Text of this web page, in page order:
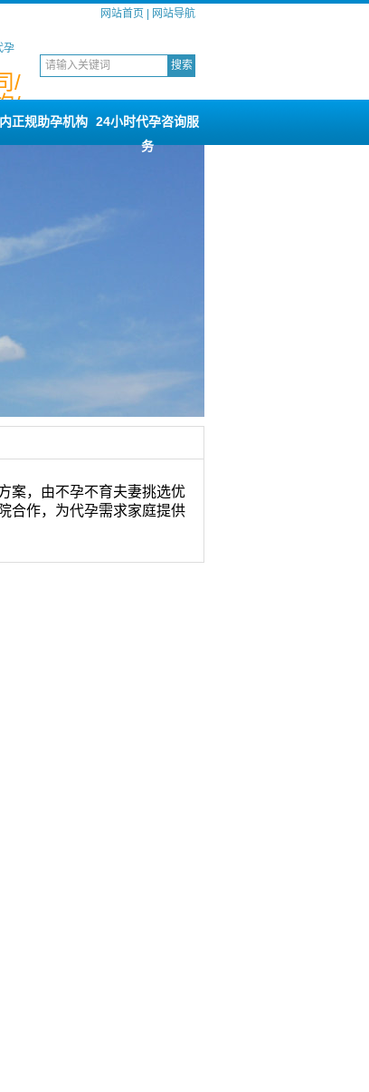
网站首页 网站导航
孕
/
/
正规助孕机构 24小时代孕咨询服
务
案，由不孕不育夫妻挑选优
合作，为代孕需求家庭提供